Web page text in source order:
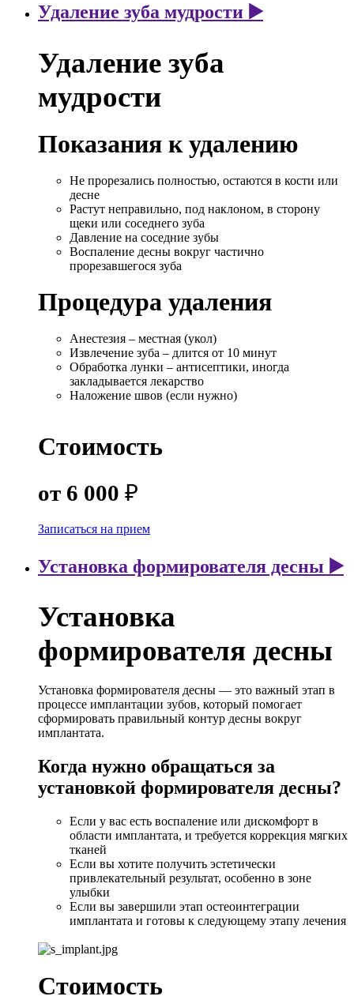
Удаление зуба мудрости ▶️
Удаление зуба
мудрости
Показания к удалению
Не прорезались полностью, остаются в кости или
десне
Растут неправильно, под наклоном, в сторону
щеки или соседнего зуба
Давление на соседние зубы
Воспаление десны вокруг частично
прорезавшегося зуба
Процедура удаления
Анестезия – местная (укол)
Извлечение зуба – длится от 10 минут
Обработка лунки – антисептики, иногда
закладывается лекарство
Наложение швов (если нужно)
Стоимость
от 6 000 ₽
Записаться на прием
Установка формирователя десны ▶️
Установка
формирователя десны
Установка формирователя десны — это важный этап в
процессе имплантации зубов, который помогает
сформировать правильный контур десны вокруг
имплантата.
Когда нужно обращаться за
установкой формирователя десны?
Если у вас есть воспаление или дискомфорт в
области имплантата, и требуется коррекция мягких
тканей
Если вы хотите получить эстетически
привлекательный результат, особенно в зоне
улыбки
Если вы завершили этап остеоинтеграции
имплантата и готовы к следующему этапу лечения
Стоимость